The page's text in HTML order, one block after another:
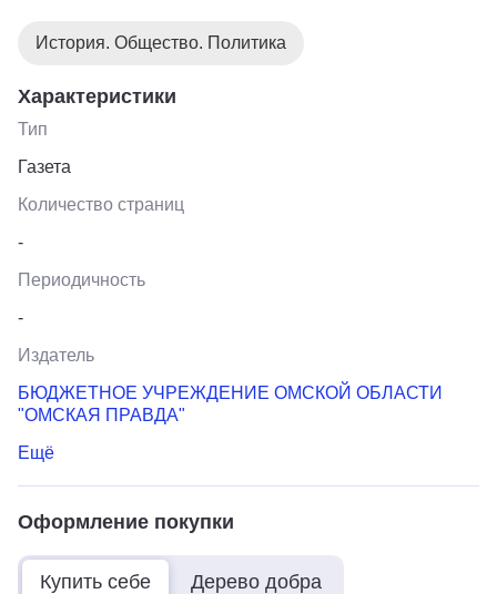
История. Общество. Политика
Характеристики
Тип
Газета
Количество страниц
-
Периодичность
-
Издатель
БЮДЖЕТНОЕ УЧРЕЖДЕНИЕ ОМСКОЙ ОБЛАСТИ
"ОМСКАЯ ПРАВДА"
Ещё
Оформление покупки
Купить себе Дерево добра